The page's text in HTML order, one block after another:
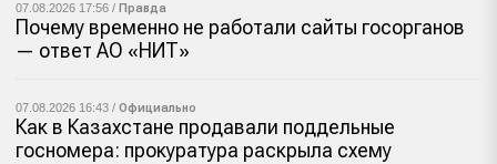
07.08.2026 17:56 / Правда
Почему временно не работали сайты госорганов
— ответ АО «НИТ»
07.08.2026 16:43 / Официально
Как в Казахстане продавали поддельные
госномера: прокуратура раскрыла схему